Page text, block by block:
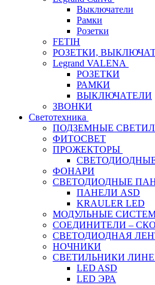
Выключатели
Рамки
Розетки
FETIH
РОЗЕТКИ,
Legrand VALENA
РОЗЕТКИ
РАМКИ
ВЫКЛЮЧАТЕЛИ
ЗВОНКИ
Светотехника
ПОДЗЕМНЫЕ
ФИТОСВЕТ
ПРОЖЕКТОРЫ
ФОНАРИ
СВЕТОДИОДНЫЕ
ПАНЕЛИ ASD
KRAULER LED
МОДУЛЬНЫЕ
СОЕДИНИТЕЛИ –
СВЕТОДИОДНАЯ
НОЧНИКИ
СВЕТИЛЬНИКИ
LED ASD
LED ЭРА